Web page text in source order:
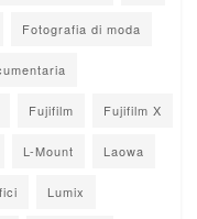
Fotografia di moda
Fujifilm Fujifilm X
L-Mount Laowa
Lumix